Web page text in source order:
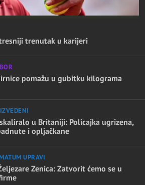
trenutak u karijeri
pomažu u gubitku kilograma
u Britaniji: Policajka ugrizena,
i opljačkane
UPRAVI
Zenica: Zatvorit ćemo se u